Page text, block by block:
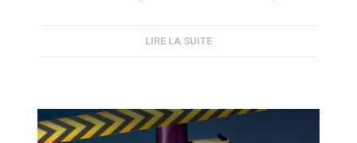
sang, mais […]
LIRE LA SUITE